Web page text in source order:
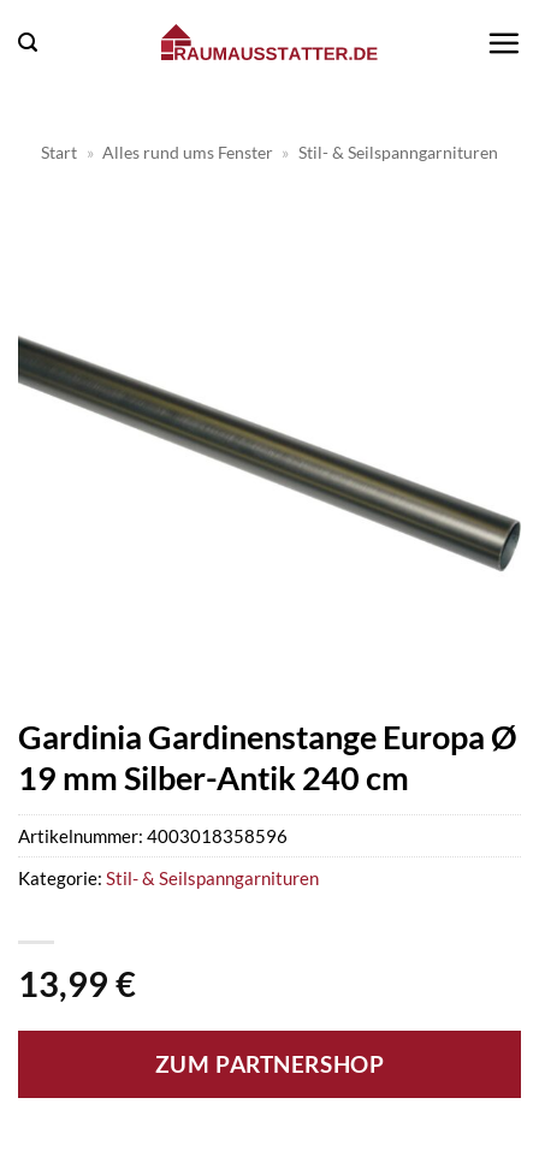
Inhalt
Start » Alles rund ums Fenster » Stil- & Seilspanngarnituren
Gardinia Gardinenstange Europa Ø
19 mm Silber-Antik 240 cm
13,99 €
ZUM PARTNERSHOP
Artikelnummer: 4003018358596
Kategorie: Stil- & Seilspanngarnituren